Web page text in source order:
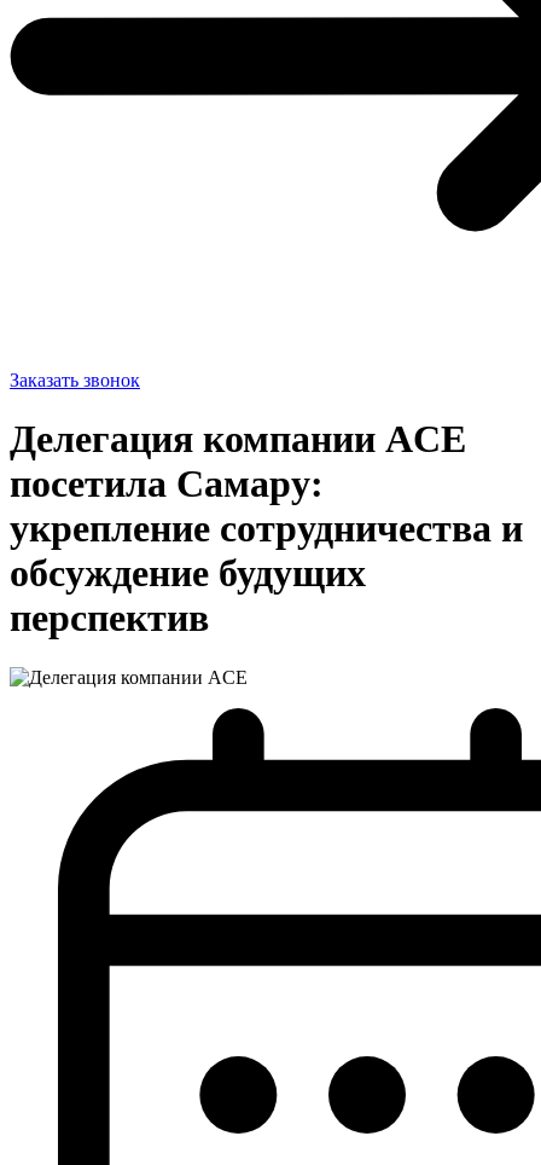
Заказать звонок
Делегация компании ACE
посетила Самару:
укрепление сотрудничества и
обсуждение будущих
перспектив